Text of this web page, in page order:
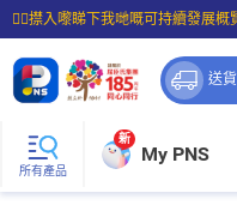
☝🏼㩒入嚟睇下我哋嘅可持續發展概
⭐購物滿$399即享免費送貨；滿
送
所有產品
新
My PNS